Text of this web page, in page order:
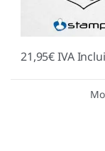
21,95€IVA